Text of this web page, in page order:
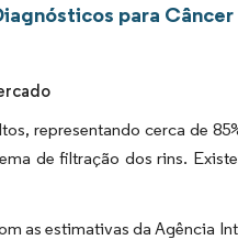
para Câncer
representando cerca de
de filtração dos rins.
as estimativas da Agência